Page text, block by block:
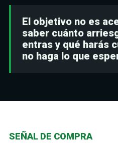
El objetivo no es
saber cuánto
entras y qué harás
no haga lo que
SEÑAL DE COMPRA